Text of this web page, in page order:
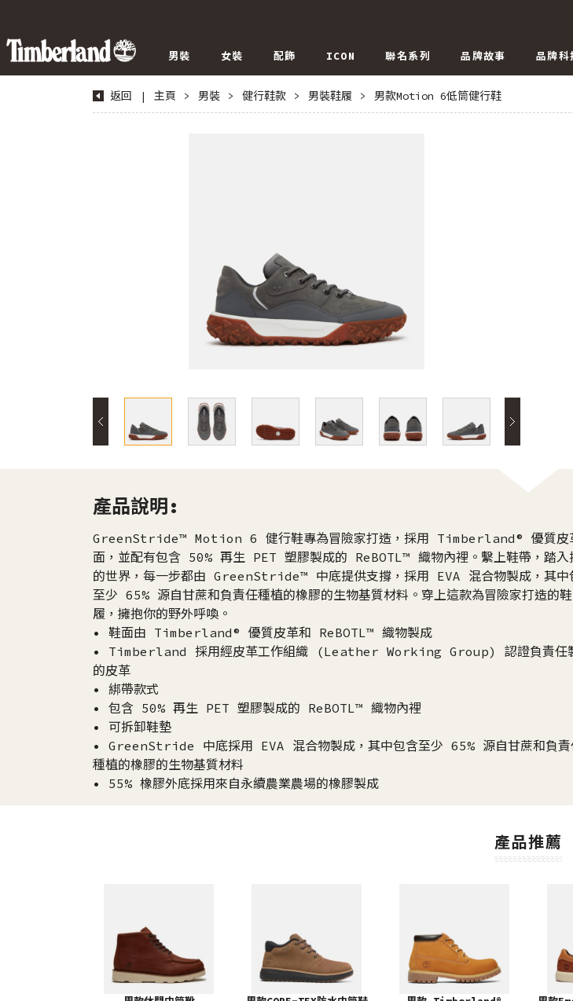
男裝 女裝 配飾 ICON 聯名系列 品牌故事 品牌科
返回 | 主頁 > 男裝 > 健行鞋款 > 男裝鞋履 > 男款Motion 6低筒健行鞋
產品說明:
GreenStride™ Motion 6 健行鞋專為冒險家打造，採用 Timberland® 優質皮
面，並配有包含 50% 再生 PET 塑膠製成的 ReBOTL™ 織物內裡。繫上鞋帶，踏入
的世界，每一步都由 GreenStride™ 中底提供支撐，採用 EVA 混合物製成，其中
至少 65% 源自甘蔗和負責任種植的橡膠的生物基質材料。穿上這款為冒險家打造的鞋
履，擁抱你的野外呼喚。
• 鞋面由 Timberland® 優質皮革和 ReBOTL™ 織物製成
• Timberland 採用經皮革工作組織 (Leather Working Group) 認證負責任
的皮革
• 綁帶款式
• 包含 50% 再生 PET 塑膠製成的 ReBOTL™ 織物內裡
• 可拆卸鞋墊
• GreenStride 中底採用 EVA 混合物製成，其中包含至少 65% 源自甘蔗和負責
種植的橡膠的生物基質材料
• 55% 橡膠外底採用來自永續農業農場的橡膠製成
產品推薦